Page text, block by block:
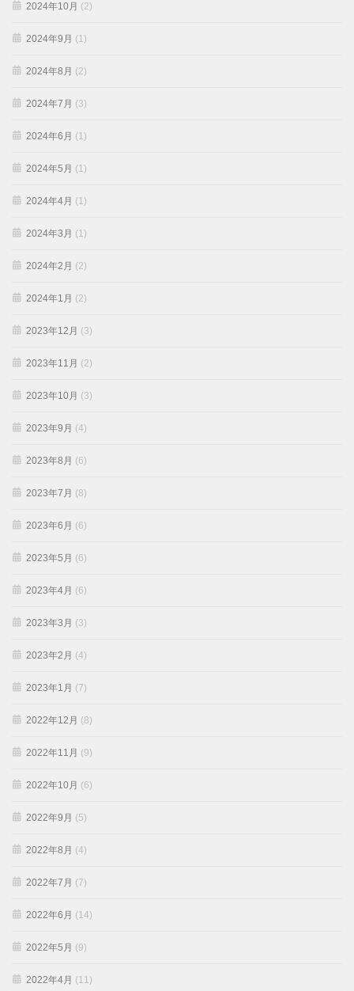
2024年10月 (2)
2024年9月 (1)
2024年8月 (2)
2024年7月 (3)
2024年6月 (1)
2024年5月 (1)
2024年4月 (1)
2024年3月 (1)
2024年2月 (2)
2024年1月 (2)
2023年12月 (3)
2023年11月 (2)
2023年10月 (3)
2023年9月 (4)
2023年8月 (6)
2023年7月 (8)
2023年6月 (6)
2023年5月 (6)
2023年4月 (6)
2023年3月 (3)
2023年2月 (4)
2023年1月 (7)
2022年12月 (8)
2022年11月 (9)
2022年10月 (6)
2022年9月 (5)
2022年8月 (4)
2022年7月 (7)
2022年6月 (14)
2022年5月 (9)
2022年4月 (11)